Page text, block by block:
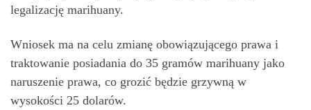
legalizację marihuany.
Wniosek ma na celu zmianę obowiązującego prawa i
traktowanie posiadania do 35 gramów marihuany jako
naruszenie prawa, co grozić będzie grzywną w
wysokości 25 dolarów.